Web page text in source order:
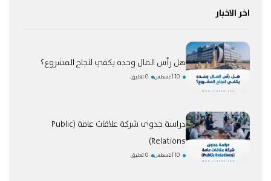
اخر الاخبار
هل رأس المال وحده يكفي لنجاح المشروع؟
10 أغسطس 0 تعليق
دراسة جدوى شركة علاقات عامة (Public
Relations)
10 أغسطس 0 تعليق